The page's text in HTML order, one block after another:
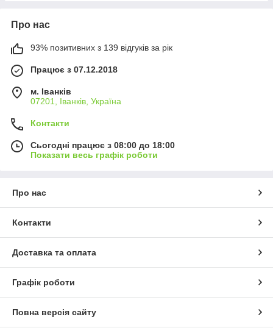
Про нас
93% позитивних з 139 відгуків за рік
Працює з 07.12.2018
м. Іванків
07201, Іванків, Україна
Контакти
Сьогодні працює з 08:00 до 18:00
Показати весь графік роботи
Про нас
Контакти
Доставка та оплата
Графік роботи
Повна версія сайту